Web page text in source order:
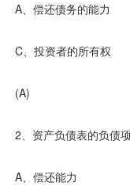
A、偿还债务的
C、投资者的所
(A)
2、资产负债表的负债
A、偿还能